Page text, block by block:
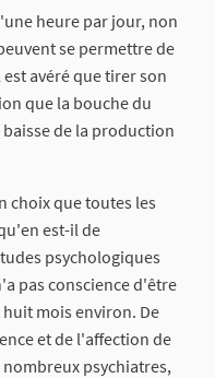
heure par jour, non
se permettre de
avéré que tirer son
que la bouche du
de la production
choix que toutes les
est-il de
psychologiques
pas conscience d'être
mois environ. De
et de l'affection de
psychiatres,